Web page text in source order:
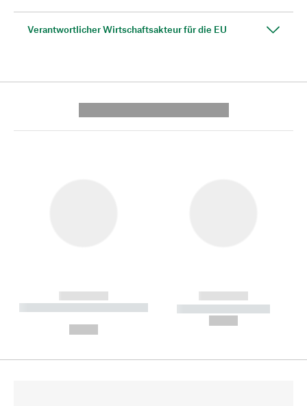
Verantwortlicher Wirtschaftsakteur für die EU
------------
----------- ----------- --------
------------
----------- -----------